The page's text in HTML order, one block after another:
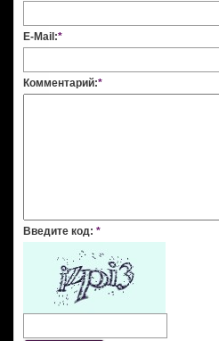
E-Mail:*
Комментарий:*
Введите код: *